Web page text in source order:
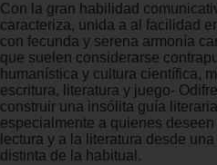
Con la gran habilidad
caracteriza, unida a al facilidad
con fecunda y serena armonía
que suelen considerarse
humanística y cultura científica,
escritura, literatura y juego-
construir una insólita guía
especialmente a quienes
lectura y a la literatura desde
distinta de la habitual.